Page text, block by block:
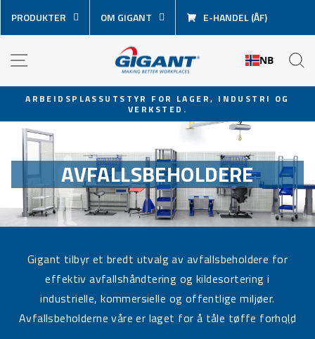
over
innhold
PRODUKTER OM GIGANT E-HANDEL (ÅF)
NB
Sett
lysbildevisningen
på
pause
ARBEIDSPLASSUTSTYR FOR LAGER, INDUSTRI OG
VERKSTED.
AVFALLSBEHOLDERE
Gigant tilbyr et bredt utvalg av avfallsbeholdere for
effektiv avfallshåndtering og kildesortering i
industrielle, kommersielle og offentlige miljøer.
Avfallsbeholderne våre er laget for å tåle tøffe forhold
…